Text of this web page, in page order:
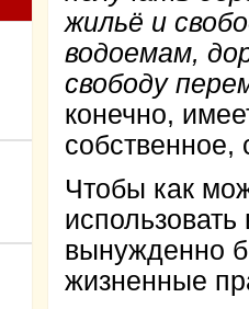
жильё и
водоемам,
свободу
конечно,
собственное,
Чтобы как
вынужденно
жизненные